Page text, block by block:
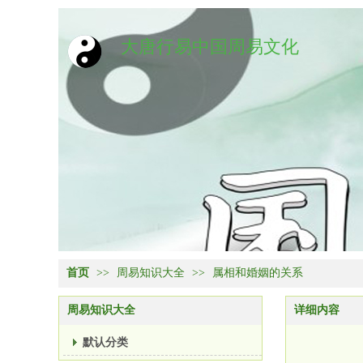
大唐行易中国周易文化
首页 >> 周易知识大全 >> 属相和婚姻的关系
周易知识大全
默认分类
详细内容